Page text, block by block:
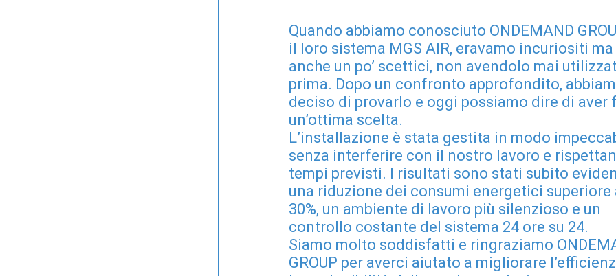
Quando abbiamo conosciuto ONDEMAND
il loro sistema MGS AIR, eravamo incuriositi ma
anche un po’ scettici, non avendolo mai
prima. Dopo un confronto approfondito,
deciso di provarlo e oggi possiamo dire di aver
un’ottima scelta.
L’installazione è stata gestita in modo
senza interferire con il nostro lavoro e
tempi previsti. I risultati sono stati subito
una riduzione dei consumi energetici superiore
30%, un ambiente di lavoro più silenzioso e un
controllo costante del sistema 24 ore su 24.
Siamo molto soddisfatti e ringraziamo
GROUP per averci aiutato a migliorare